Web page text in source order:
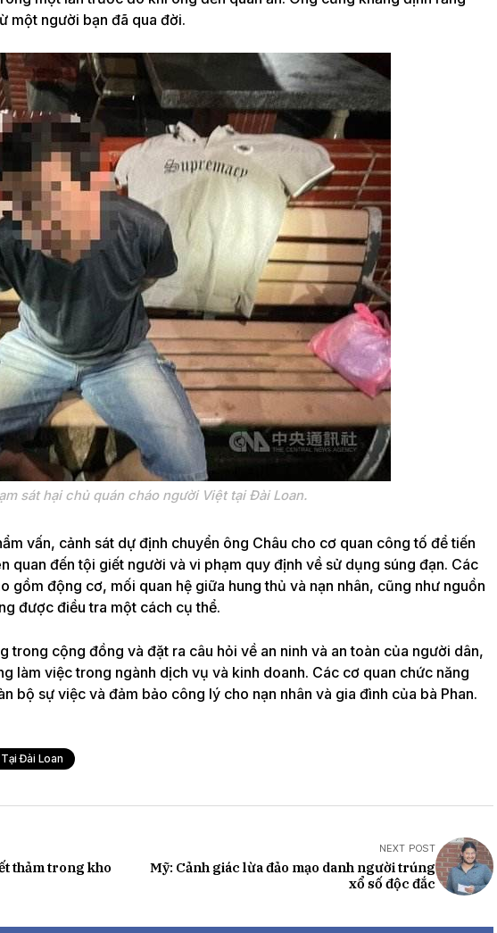
một người bạn đã qua đời.
sát hại chủ quán cháo người Việt tại Đài Loan.
vấn, cảnh sát dự định chuyển ông Châu cho cơ quan công tố để tiến
quan đến tội giết người và vi phạm quy định về sử dụng súng đạn. Các
gồm động cơ, mối quan hệ giữa hung thủ và nạn nhân, cũng như nguồn
được điều tra một cách cụ thể.
trong cộng đồng và đặt ra câu hỏi về an ninh và an toàn của người dân,
làm việc trong ngành dịch vụ và kinh doanh. Các cơ quan chức năng
bộ sự việc và đảm bảo công lý cho nạn nhân và gia đình của bà Phan.
Đài Loan
thảm trong kho
NEXT POST
Mỹ: Cảnh giác lừa đảo mạo danh người trúng
xổ số độc đắc